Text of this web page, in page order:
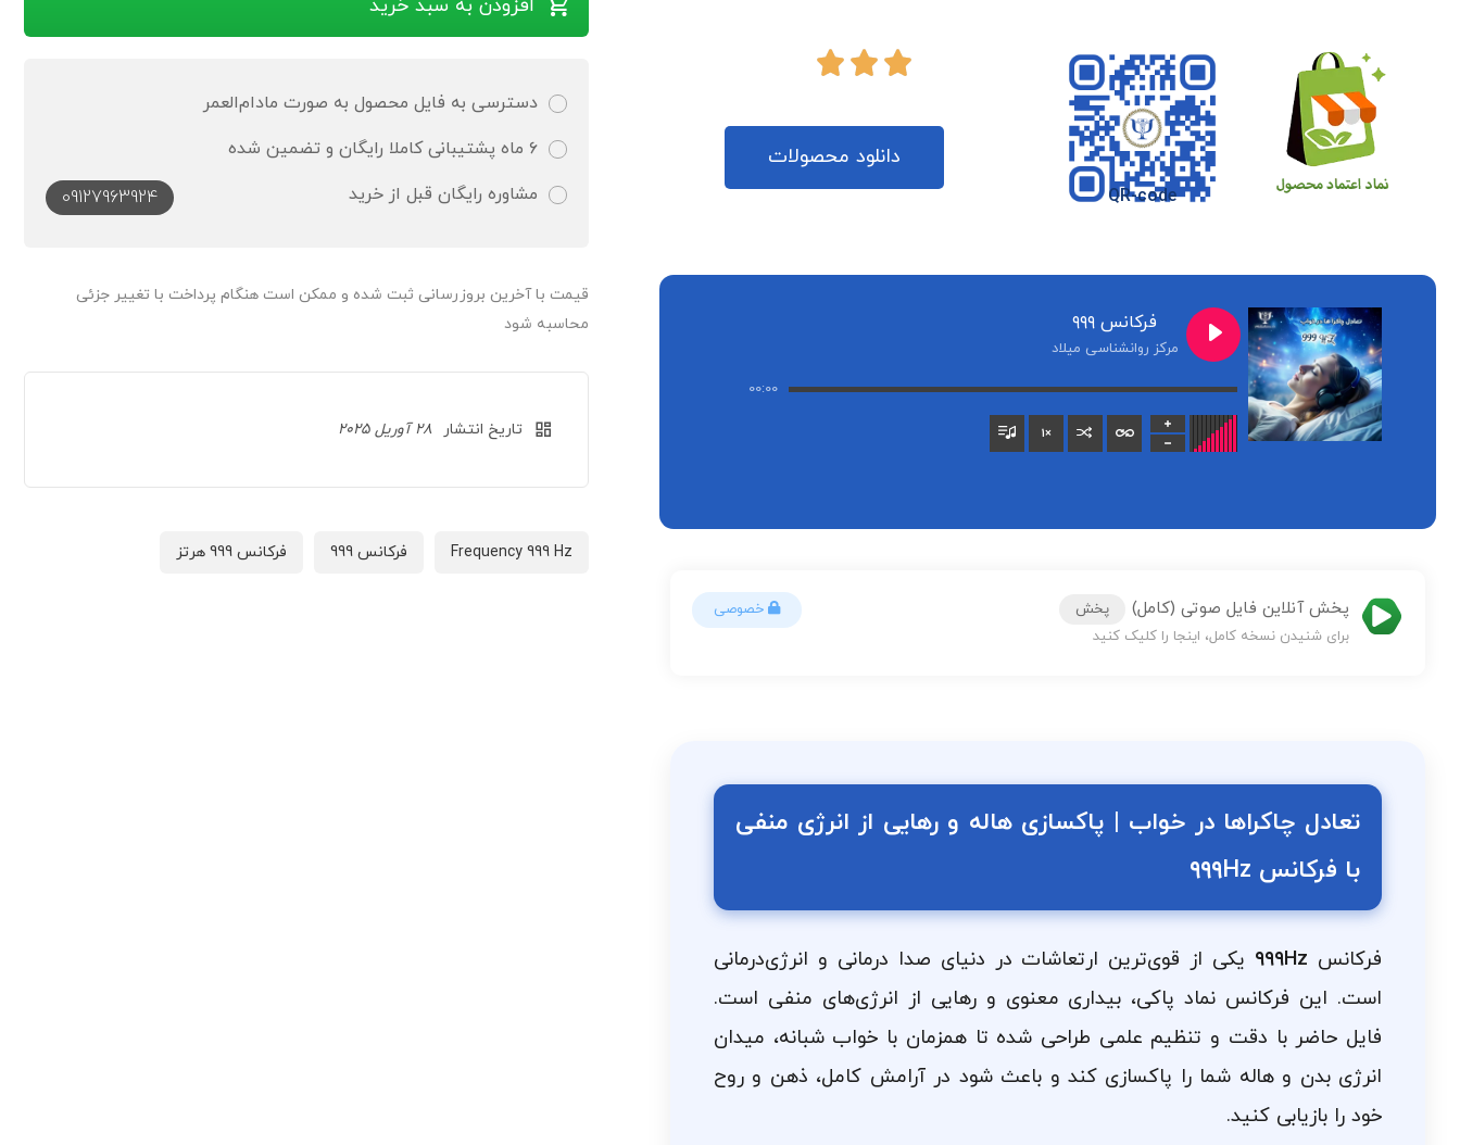
QR-code
دانلود محصولات
فرکانس ۹۹۹
مرکز روانشناسی میلاد
00:00
×
1
پخش آنلاین فایل صوتی (کامل)
پخش
برای شنیدن نسخه کامل، اینجا را کلیک کنید
خصوصی
تعادل چاکراها در خواب | پاکسازی هاله و رهایی از انرژی منفی
با فرکانس ۹۹۹Hz
فرکانس ۹۹۹Hz یکی از قوی‌ترین ارتعاشات در دنیای صدا درمانی و انرژی‌درمانی
است. این فرکانس نماد پاکی، بیداری معنوی و رهایی از انرژی‌های منفی است.
فایل حاضر با دقت و تنظیم علمی طراحی شده تا همزمان با خواب شبانه، میدان
انرژی بدن و هاله شما را پاکسازی کند و باعث شود در آرامش کامل، ذهن و روح
خود را بازیابی کنید.
افزودن به سبد خرید
دسترسی به فایل محصول به صورت مادام‌العمر
۶ ماه پشتیبانی کاملا رایگان و تضمین شده
مشاوره رایگان قبل از خرید
09127963924
قیمت‌ با آخرین بروزرسانی ثبت شده و ممکن است هنگام پرداخت با تغییر جزئی
محاسبه شود
تاریخ انتشار 28 آوریل 2025
Frequency 999 Hz فرکانس 999 فرکانس 999 هرتز